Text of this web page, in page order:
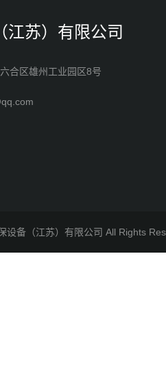
江苏）有限公司
合区雄州工业园区8号
设备（江苏）有限公司 All Rights